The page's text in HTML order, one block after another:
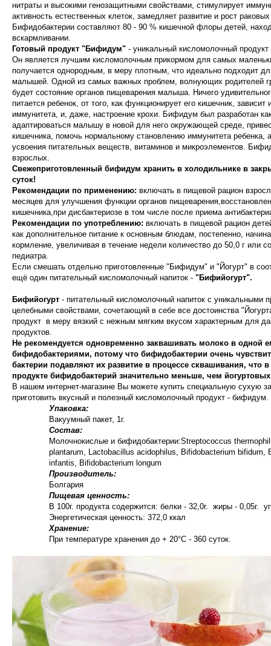
нитраты и высокими генозащитными свойствами, стимулирует
активность естественных клеток, замедляет развитие и рост
Бифидобактерии составляют 80 - 90 % кишечной флоры детей,
вскармливании.
Готовый продукт "Бифидум" - уникальный кисломолочный
Он является лучшим кисломолочным прикормом для самых
получается однородным, в меру плотным, что идеально подходит
малышей. Одной из самых важных проблем, волнующих родителей
будет состояние органов пищеварения малыша. Ничего
питается ребенок, от того, как функционирует его кишечник, зависит
иммунитета, и, даже, настроение крохи. Бифидум был разработан
адаптироваться малышу в новой для него окружающей среде,
кишечника, помочь нормальному становлению иммунитета ребенка,
усвоения питательных веществ, витаминов и микроэлементов.
взрослых.
Свежеприготовленный бифидум хранить в холодильнике в
суток!
Рекомендации по применению: включать в пищевой рацион
месяцев для улучшения функции органов
кишечника,при дисбактериозе в том числе после приема
Рекомендации по употреблению: включать в пищевой рацион
как дополнительное питание к основным блюдам, постепенно,
кормление, увеличивая в течение недели количество до 50,0 г или
педиатра.
Если смешать отдельно приготовленные "Бифидум" и "Йогурт" в
ещё один питательный кисломолочный напиток - "Бифийогурт".
Бифийогурт - питательный кисломолочный напиток с уникальными
целебными свойствами, сочетающий в себе все достоинства
продукт в меру вязкий с нежным мягким вкусом характерным для
продуктов.
Не рекомендуется одновременно заквашивать молоко в одной
бифидобактериями, потому что бифидобактерии очень
бактерии подавляют их развитие в процессе сквашивания, что в
продукте бифидобактерий значительно меньше, чем
В нашем интернет-магазине Вы можете купить специальную сухую
приготовить вкусный и полезный кисломолочный продукт - бифидум.
Упаковка:
Вакуумный пакет, 1г.
Состав:
Молочнокислые и бифидобактерии:Streptococcus
plantarum, Lactobacillus acidophilus, Bifidobacterium bifidum,
infantis, Bifidobacterium longum
Производитель:
Болгария
Пищевая ценность:
В 100г. продукта содержится: белки - 32,0г. жиры - 0,05г.
Энергетическая ценность: 372,0 ккал
Хранение:
При температуре хранения до + 20°С - 360 суток.